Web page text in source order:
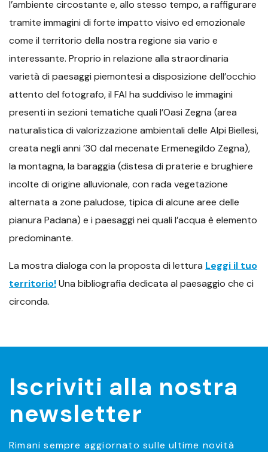
l’ambiente circostante e, allo stesso tempo, a raffigurare
tramite immagini di forte impatto visivo ed emozionale
come il territorio della nostra regione sia vario e
interessante. Proprio in relazione alla straordinaria
varietà di paesaggi piemontesi a disposizione dell’occhio
attento del fotografo, il FAI ha suddiviso le immagini
presenti in sezioni tematiche quali l’Oasi Zegna (area
naturalistica di valorizzazione ambientali delle Alpi Biellesi,
creata negli anni ’30 dal mecenate Ermenegildo Zegna),
la montagna, la baraggia (distesa di praterie e brughiere
incolte di origine alluvionale, con rada vegetazione
alternata a zone paludose, tipica di alcune aree delle
pianura Padana) e i paesaggi nei quali l’acqua è elemento
predominante.
La mostra dialoga con la proposta di lettura Leggi il tuo
territorio!Una bibliografia dedicata al paesaggio che ci
circonda.
Iscriviti alla nostra
newsletter
Rimani sempre aggiornato sulle ultime novità